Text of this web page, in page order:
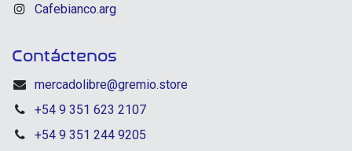
Cafebianco.arg
Contáctenos
mercadolibre@gremio.store
+54 9 351 623 2107
+54 9 351 244 9205